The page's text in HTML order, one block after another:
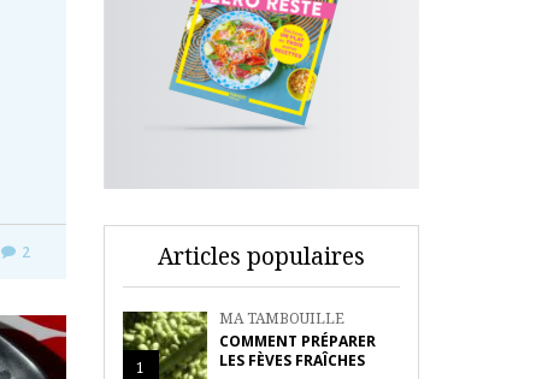
2 Articles populaires
1
MA TAMBOUILLE
COMMENT PRÉPARER
LES FÈVES FRAÎCHES